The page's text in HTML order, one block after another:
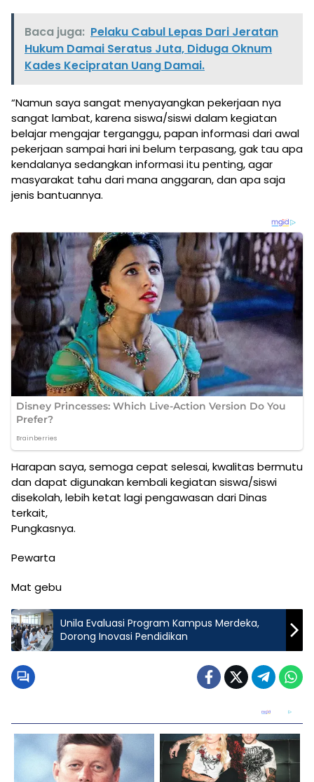
Baca juga: Pelaku Cabul Lepas Dari Jeratan
Hukum Damai Seratus Juta, Diduga Oknum
Kades Kecipratan Uang Damai.
“Namun saya sangat menyayangkan pekerjaan nya
sangat lambat, karena siswa/siswi dalam kegiatan
belajar mengajar terganggu, papan informasi dari awal
pekerjaan sampai hari ini belum terpasang, gak tau apa
kendalanya sedangkan informasi itu penting, agar
masyarakat tahu dari mana anggaran, dan apa saja
jenis bantuannya.
Harapan saya, semoga cepat selesai, kwalitas bermutu
dan dapat digunakan kembali kegiatan siswa/siswi
disekolah, lebih ketat lagi pengawasan dari Dinas
terkait,
Pungkasnya.
Pewarta
Mat gebu
Unila Evaluasi Program Kampus Merdeka,
Dorong Inovasi Pendidikan